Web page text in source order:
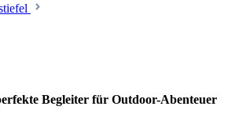
Begleiter für Outdoor-Abenteuer